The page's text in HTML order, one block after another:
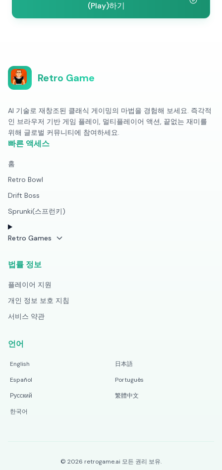
(Play)하기
Retro Game
AI 기술로 재창조된 클래식 게이밍의 마법을 경험해 보세요. 즉각적
인 브라우저 기반 게임 플레이, 멀티플레이어 액션, 끝없는 재미를
위해 글로벌 커뮤니티에 참여하세요.
빠른 액세스
홈
Retro Bowl
Drift Boss
Sprunki(스프런키)
Retro Games
법률 정보
플레이어 지원
개인 정보 보호 지침
서비스 약관
언어
English
日本語
Español
Português
Русский
繁體中文
한국어
© 2026 retrogame.ai 모든 권리 보유.